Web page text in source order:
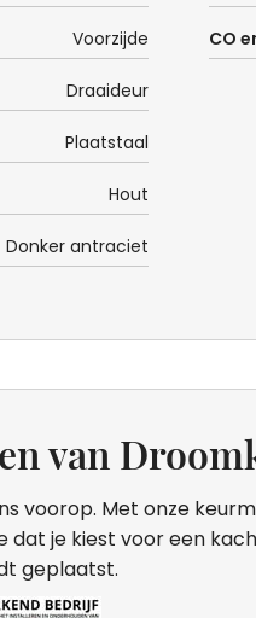
Voorzijde
Draaideur
Plaatstaal
Hout
Donker antraciet
CO
van
voorop. Met onze
dat je kiest voor een
geplaatst.